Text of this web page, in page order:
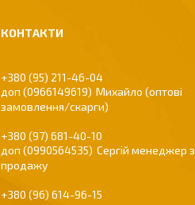
+380 (95) 211-46-04
0966149619
Михайло (оптові
замовлення/скарги)
+380 (97) 681-40-10
0990564535
Сергій менеджер з
продажу
+380 (96) 614-96-15